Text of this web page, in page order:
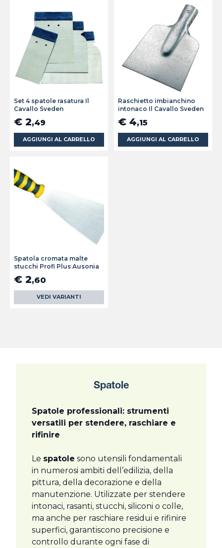
Set 4 spatole rasatura Il
Cavallo Sveden
€ 2,49
AGGIUNGI AL CARRELLO
Raschietto imbianchino
intonaco Il Cavallo Sveden
€ 4,15
AGGIUNGI AL CARRELLO
Spatola cromata malte
stucchi Profi Plus Ausonia
€ 2,60
VEDI VARIANTI
Spatole
Spatole professionali: strumenti
versatili per stendere, raschiare e
rifinire
Le spatole sono utensili fondamentali
in numerosi ambiti dell’edilizia, della
pittura, della decorazione e della
manutenzione. Utilizzate per stendere
intonaci, rasanti, stucchi, siliconi o colle,
ma anche per raschiare residui e rifinire
superfici, garantiscono precisione e
controllo durante ogni fase di